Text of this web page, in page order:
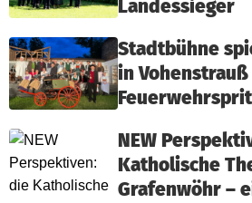
Landessieger
Stadtbühne
in
NEW
Katholische
Grafenwöhr –